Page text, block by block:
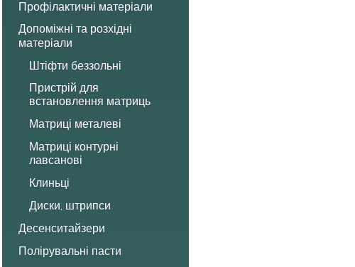
Профілактичні матеріали
Допоміжні та розхідні
матеріали
Штіфти беззольні
Пристрій для
встановлення матриць
Матриці металеві
Матриці контурні
лавсанові
Клиньці
Диски, штрипси
Десенситайзери
Полірувальні пасти